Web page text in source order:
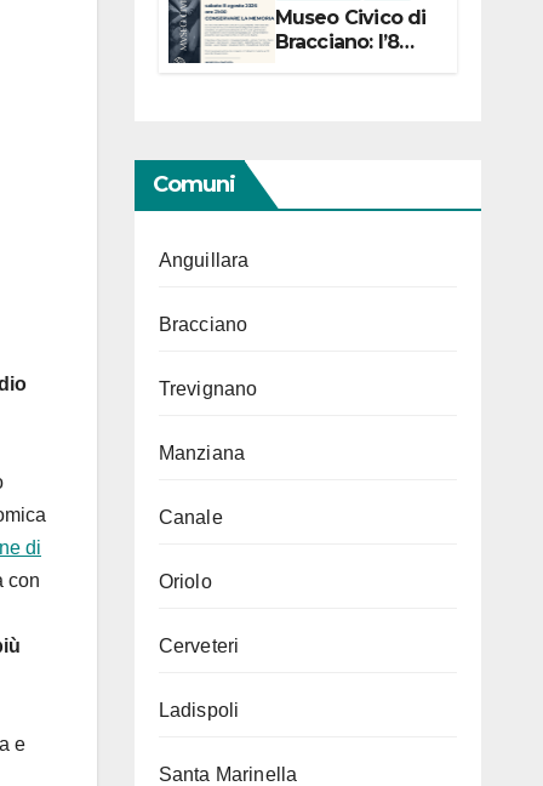
di
con
e
Museo Civico di
Bracciano: l’8
Comuni
Anguillara
Bracciano
Trevignano
Manziana
Canale
Oriolo
Cerveteri
Ladispoli
Santa Marinella